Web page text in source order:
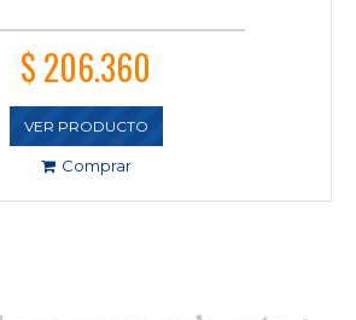
$ 206.360
VER PRODUCTO
Comprar